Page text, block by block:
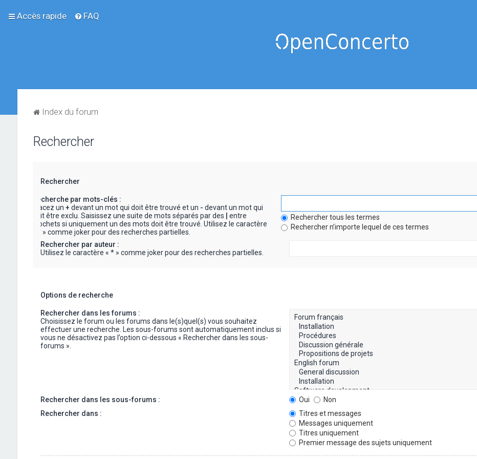
Accès rapide FAQ
Index du forum
Rechercher
Rechercher
Recherche par mots-clés :
Placez un + devant un mot qui doit être trouvé et un - devant un mot qui
doit être exclu. Saisissez une suite de mots séparés par des
entre
crochets si uniquement un des mots doit être trouvé. Utilisez le caractère
« * » comme joker pour des recherches partielles.
Rechercher tous les termes
Rechercher n’importe lequel de ces termes
Rechercher par auteur :
Utilisez le caractère « * » comme joker pour des recherches partielles.
Options de recherche
Rechercher dans les forums :
Choisissez le forum ou les forums dans le(s)quel(s) vous souhaitez
effectuer une recherche. Les sous-forums sont automatiquement inclus si
vous ne désactivez pas l’option ci-dessous « Rechercher dans les sous-
forums ».
Rechercher dans les sous-forums : Oui
Non
Rechercher dans :
Titres et messages
Messages uniquement
Titres uniquement
Premier message des sujets uniquement